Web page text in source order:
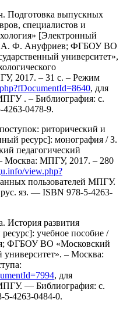
Подготовка выпускных
специалистов и
[Электронный
/ А. Ф. Ануфриев; ФГБОУ ВО
университет»,
2017. – 31 с. – Режим
, для
. – Библиография: с.
0478-9.
риторический и
ресурс]: монография / З.
педагогический
Москва: МПГУ, 2017. – 280
view.php?
пользователей МПГУ.
яз. — ISBN 978-5-4263-
История развития
учебное пособие /
ФГБОУ ВО «Московский
университет». – Москва:
, для
— Библиография: с.
5-4263-0484-0.